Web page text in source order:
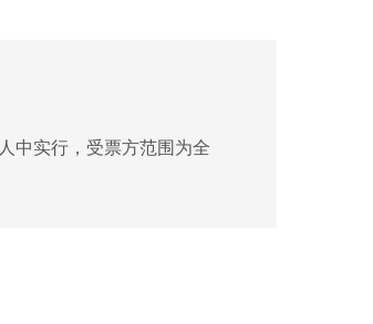
中实行，受票方范围为全